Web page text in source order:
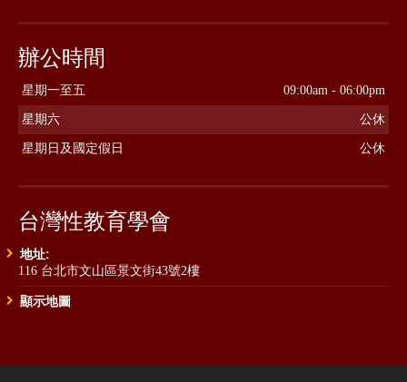
辦公時間
星期一至五 09:00am - 06:00pm
星期六 公休
星期日及國定假日 公休
台灣性教育學會
地址:
116 台北市文山區景文街43號2樓
顯示地圖